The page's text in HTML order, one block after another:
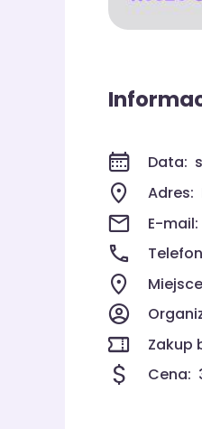
Data:
Adres:
E-mail:
Zakup
Cena: